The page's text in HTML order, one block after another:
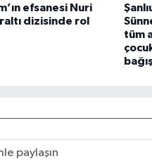
efsanesi Nuri
dizisinde rol
tüm